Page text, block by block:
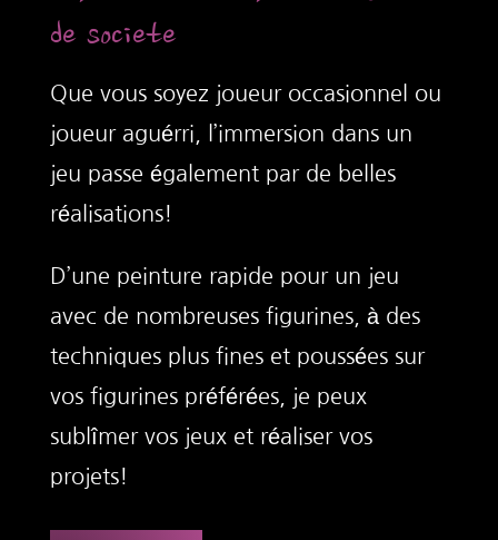
de societe
Que vous soyez joueur occasionnel ou
joueur aguérri, l’immersion dans un
jeu passe également par de belles
réalisations!
D’une peinture rapide pour un jeu
avec de nombreuses figurines, à des
techniques plus fines et poussées sur
vos figurines préférées, je peux
sublîmer vos jeux et réaliser vos
projets!